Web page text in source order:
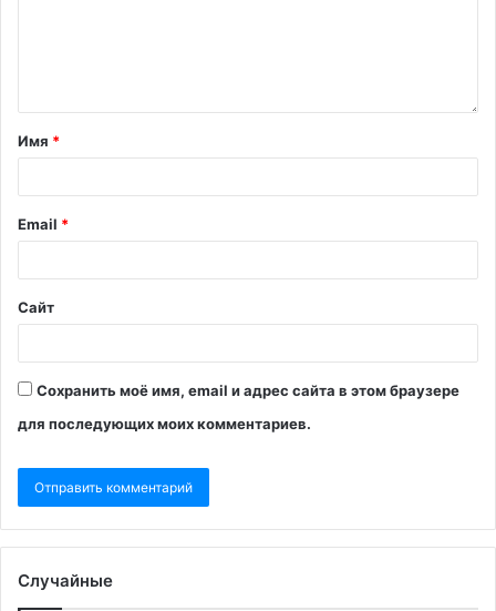
Имя *
Email *
Сайт
Сохранить моё имя, email и адрес сайта в этом браузере
для последующих моих комментариев.
Случайные